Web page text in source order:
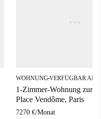
WOHNUNG■VERFÜGBAR AB
1-Zimmer-Wohnung zur
Place Vendôme, Paris
7270 €/Monat